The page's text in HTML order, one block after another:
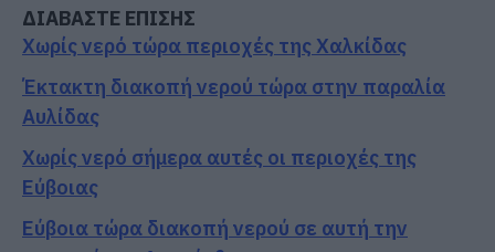
ΔΙΑΒΑΣΤΕ ΕΠΙΣΗΣ
Χωρίς νερό τώρα περιοχές της Χαλκίδας
Έκτακτη διακοπή νερού τώρα στην παραλία
Αυλίδας
Χωρίς νερό σήμερα αυτές οι περιοχές της
Εύβοιας
Εύβοια τώρα διακοπή νερού σε αυτή την